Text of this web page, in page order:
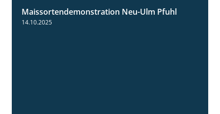
7:10
Maissortendemonstration Neu-Ulm Pfuhl
14.10.2025